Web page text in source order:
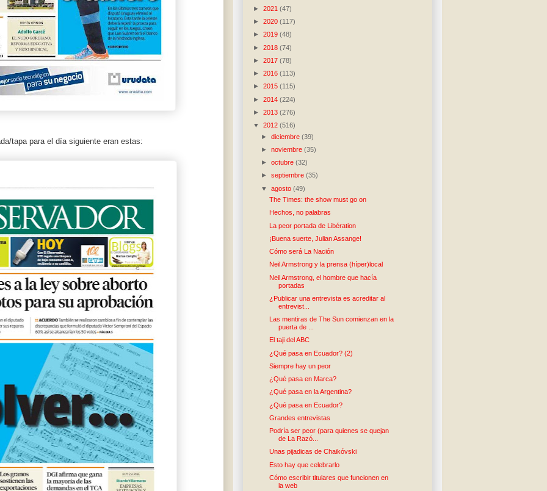
tapa para el día siguiente eran estas:
► 2021 (47)
► 2020 (117)
► 2019 (48)
► 2018 (74)
► 2017 (78)
► 2016 (113)
► 2015 (115)
► 2014 (224)
► 2013 (276)
▼ 2012 (516)
►diciembre(39)
►noviembre(35)
►octubre(32)
►septiembre(35)
▼agosto(49)
The Times: the show must go on
Hechos, no palabras
La peor portada de Libération
¡Buena suerte, Julian Assange!
Cómo será La Nación
Neil Armstrong y la prensa (híper)local
Neil Armstrong, el hombre que hacía
portadas
¿Publicar una entrevista es acreditar al
entrevist...
Las mentiras de The Sun comienzan en la
puerta de ...
El taji del ABC
¿Qué pasa en Ecuador? (2)
Siempre hay un peor
¿Qué pasa en Marca?
¿Qué pasa en la Argentina?
¿Qué pasa en Ecuador?
Grandes entrevistas
Podría ser peor (para quienes se quejan
de La Razó...
Unas pijadicas de Chaikóvski
Esto hay que celebrarlo
Cómo escribir titulares que funcionen en
la web